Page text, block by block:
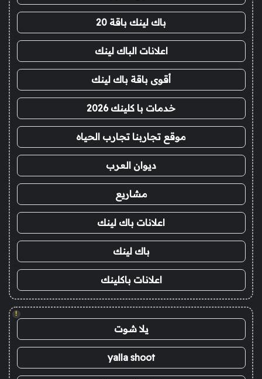
باك لينك باقة 20
اعلانات الباك لينك
أقوى باقة باك لينك
خدمات با كلينك 2026
موقع تجاربنا تجارب الحياه
ديوان العرب
مشاريع
اعلانات باك لينك
باك لينك
اعلانات باكلينك
!
يلا شوت
yalla shoot